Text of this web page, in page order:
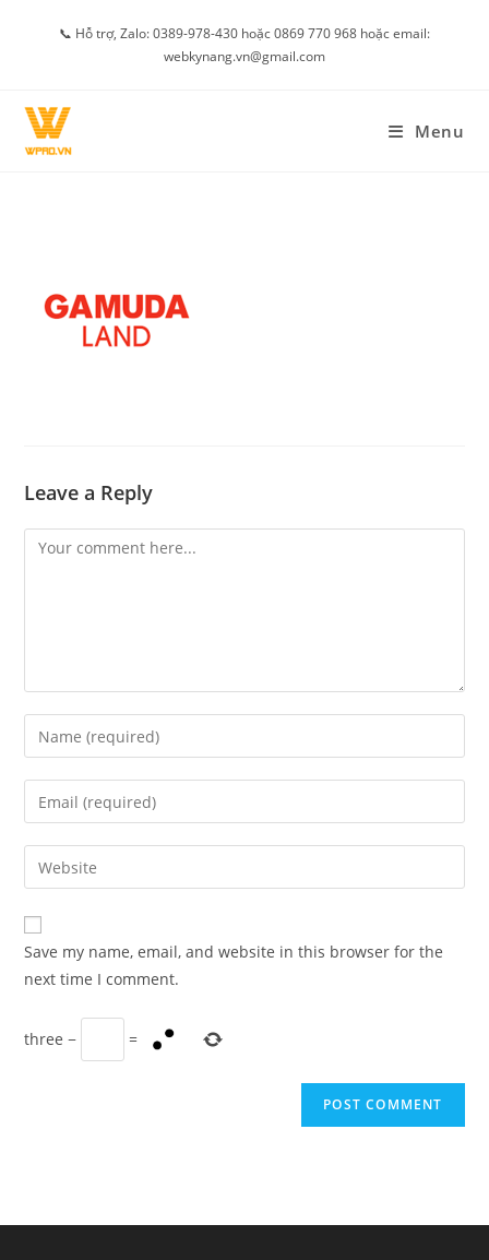
📞 Hỗ trợ, Zalo: 0389-978-430 hoặc 0869 770 968 hoặc email:
webkynang.vn@gmail.com
Menu
Leave a Reply
Comment
Enter
your
name
comment
Enter
your
email
address
comment
Enter
your
website
URL
(optional)
Save my name, email, and website in this browser for the
next time I comment.
three − =